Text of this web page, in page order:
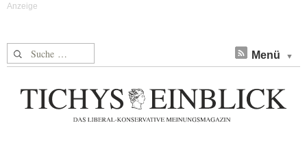
Suche nach: Menü